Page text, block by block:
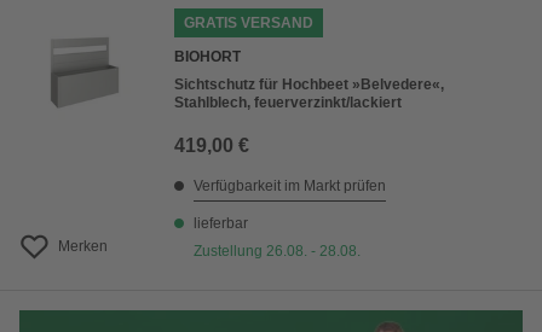
Merken
GRATIS VERSAND
BIOHORT
Sichtschutz für Hochbeet »Belvedere«,
Stahlblech, feuerverzinkt/lackiert
419,00 €
Verfügbarkeit im Markt prüfen
lieferbar
Zustellung 26.08. - 28.08.